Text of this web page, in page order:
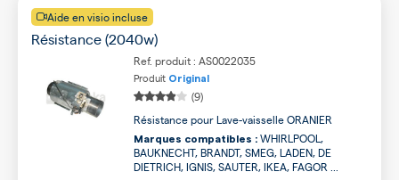
Aide en visio incluse
Résistance (2040w)
Ref. produit : AS0022035
Produit Original
(9)
Résistance pour Lave-vaisselle ORANIER
Marques compatibles : WHIRLPOOL,
BAUKNECHT, BRANDT, SMEG, LADEN, DE
DIETRICH, IGNIS, SAUTER, IKEA, FAGOR ...